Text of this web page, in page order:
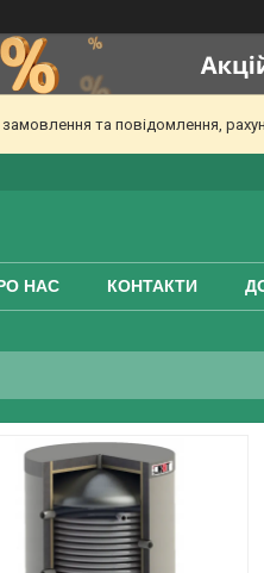
та повідомлення,
НАС КОНТАКТИ